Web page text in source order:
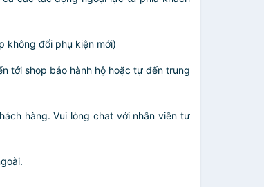
không đổi phụ kiện mới)
tới shop bảo hành hộ hoặc tự đến trung
hàng. Vui lòng chat với nhân viên tư